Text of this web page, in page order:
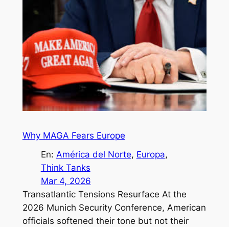
Why MAGA Fears Europe
En: América del Norte, Europa
Think Tanks
Mar 4, 2026
Transatlantic Tensions Resurface At the
2026 Munich Security Conference, American
officials softened their tone but not their